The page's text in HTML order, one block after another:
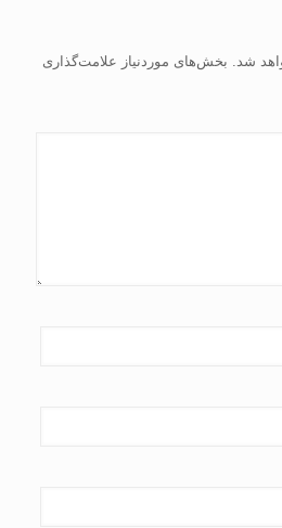
شد. بخش‌های موردنیاز علامت‌گذاری